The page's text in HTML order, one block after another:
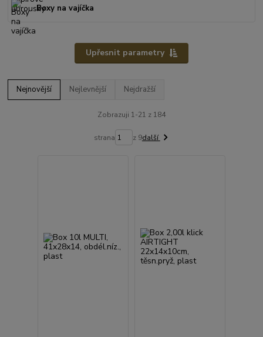
Boxy na vajíčka
Upřesnit parametry
Nejnovější Nejlevnější Nejdražší
Zobrazuji 1-21 z 184
strana z 9další